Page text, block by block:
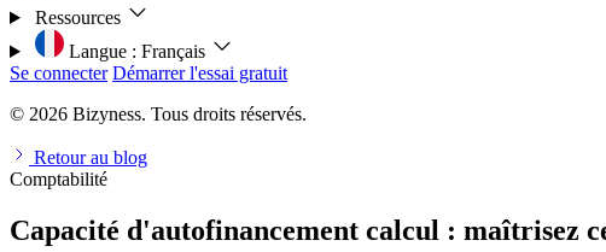
Ressources
Langue : Français
Se connecter Démarrer l'essai gratuit
© 2026 Bizyness. Tous droits réservés.
Retour au blog
Comptabilité
Capacité d'autofinancement calcul : maîtrisez